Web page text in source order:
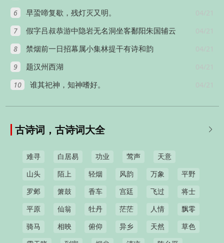
6 04/21
早蛩啼复歇，残灯灭又明。
7 04/21
假字吕叔恭游中隐岩无名洞坐客鄱阳朱国辅云
8 04/21
禁烟前一日招幕属小集林提干有诗和韵
9 04/21
题汉州西湖
10 04/21
谁其祀神，知神嗜好。

古诗词，古诗词大全
难寻 白居易 功业 莺声 天意
山头 陌上 轻烟 风韵 万象 平野
罗邺 箫鼓 香车 宫廷 飞过 将士
平原 仙翁 牡丹 茫茫 人情 飘零
骑马 相映 俯仰 异乡 天然 草色